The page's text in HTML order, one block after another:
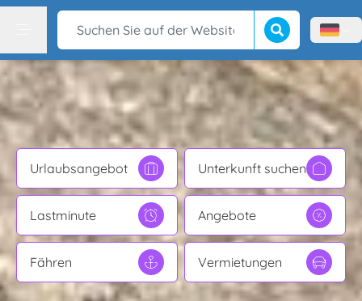
Suchen Sie auf der Website Suche beginnen
Menù
Urlaubsangebot Unterkunft suchen
Lastminute Angebote
Fähren Vermietungen